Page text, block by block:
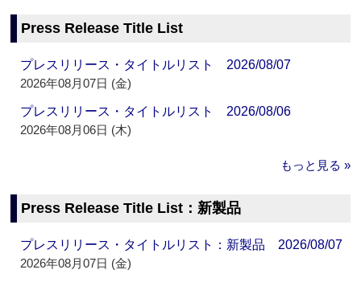
Press Release Title List
プレスリリース・タイトルリスト 2026/08/07
2026年08月07日 (金)
プレスリリース・タイトルリスト 2026/08/06
2026年08月06日 (木)
もっと見る »
Press Release Title List：新製品
プレスリリース・タイトルリスト：新製品 2026/08/07
2026年08月07日 (金)